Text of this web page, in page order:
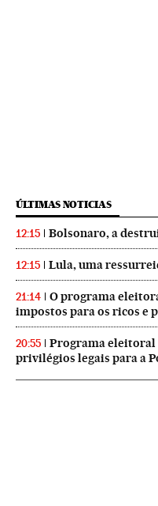
ÚLTIMAS NOTICIAS
12:15 Bolsonaro, a
12:15 Lula, uma
21:14
O programa
impostos para os ricos e
20:55
Programa eleitoral
privilégios legais para a